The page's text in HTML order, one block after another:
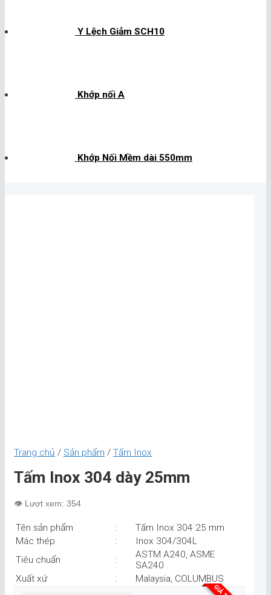
Y Lệch Giảm SCH10
Khớp nối A
Khớp Nối Mềm dài 550mm
Trang chủ / Sản phẩm / Tấm Inox
Tấm Inox 304 dày 25mm
👁️ Lượt xem: 354
Tên sản phẩm :
Tấm Inox 304 25 mm
Mác thép
:
Inox 304/304L
Tiêu chuẩn
:
ASTM A240, ASME
SA240
Xuất xứ
: Malaysia, COLUMBUS